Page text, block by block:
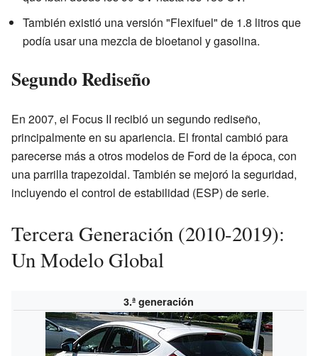
También existió una versión "Flexifuel" de 1.8 litros que
podía usar una mezcla de bioetanol y gasolina.
Segundo Rediseño
En 2007, el Focus II recibió un segundo rediseño,
principalmente en su apariencia. El frontal cambió para
parecerse más a otros modelos de Ford de la época, con
una parrilla trapezoidal. También se mejoró la seguridad,
incluyendo el control de estabilidad (ESP) de serie.
Tercera Generación (2010-2019):
Un Modelo Global
3.ª generación